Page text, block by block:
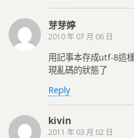
芽芽婷
2010 年 07 月 06 日
用記事本存成utf-8這
現亂碼的狀態了
Reply
kivin
2011 年 03 月 02 日